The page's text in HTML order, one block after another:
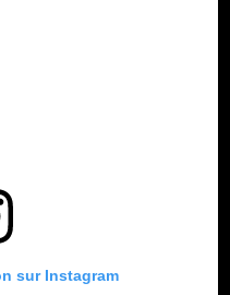
sur Instagram